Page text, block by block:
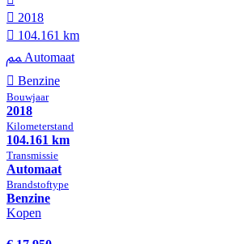
2018
104.161 km
Automaat
Benzine
Bouwjaar
2018
Kilometer­stand
104.161 km
Transmissie
Automaat
Brandstof­type
Benzine
Kopen